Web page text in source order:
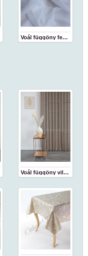
Voál függöny fehér 180 cm
Voál függöny világosbarna